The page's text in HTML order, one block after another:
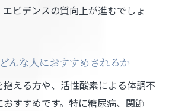
ビデンスの質向上が進むでしょ
んな人におすすめされるか
える方や、活性酸素による体調不
すすめです。特に糖尿病、関節